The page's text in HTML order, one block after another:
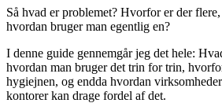
Så hvad er problemet? Hvorfor er der
hvordan bruger man egentlig en?
I denne guide gennemgår jeg det hele:
hvordan man bruger det trin for trin,
hygiejnen, og endda hvordan
kontorer kan drage fordel af det.